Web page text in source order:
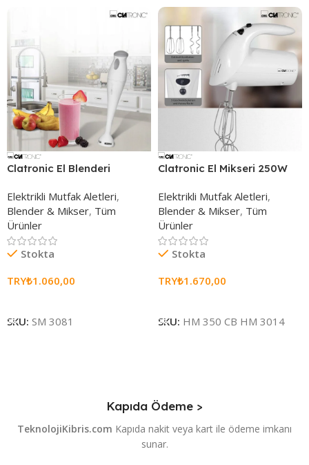
Clatronic El Blenderi
Elektrikli Mutfak Aletleri,
Blender & Mikser, Tüm
Ürünler
Stokta
TRY₺1.060,00
SKU: SM 3081
Clatronic El Mikseri 250W
Elektrikli Mutfak Aletleri,
Blender & Mikser, Tüm
Ürünler
Stokta
TRY₺1.670,00
SKU: HM 350 CB HM 3014
Kapıda Ödeme >
TeknolojiKibris.com Kapıda nakit veya kart ile ödeme imkanı
sunar.